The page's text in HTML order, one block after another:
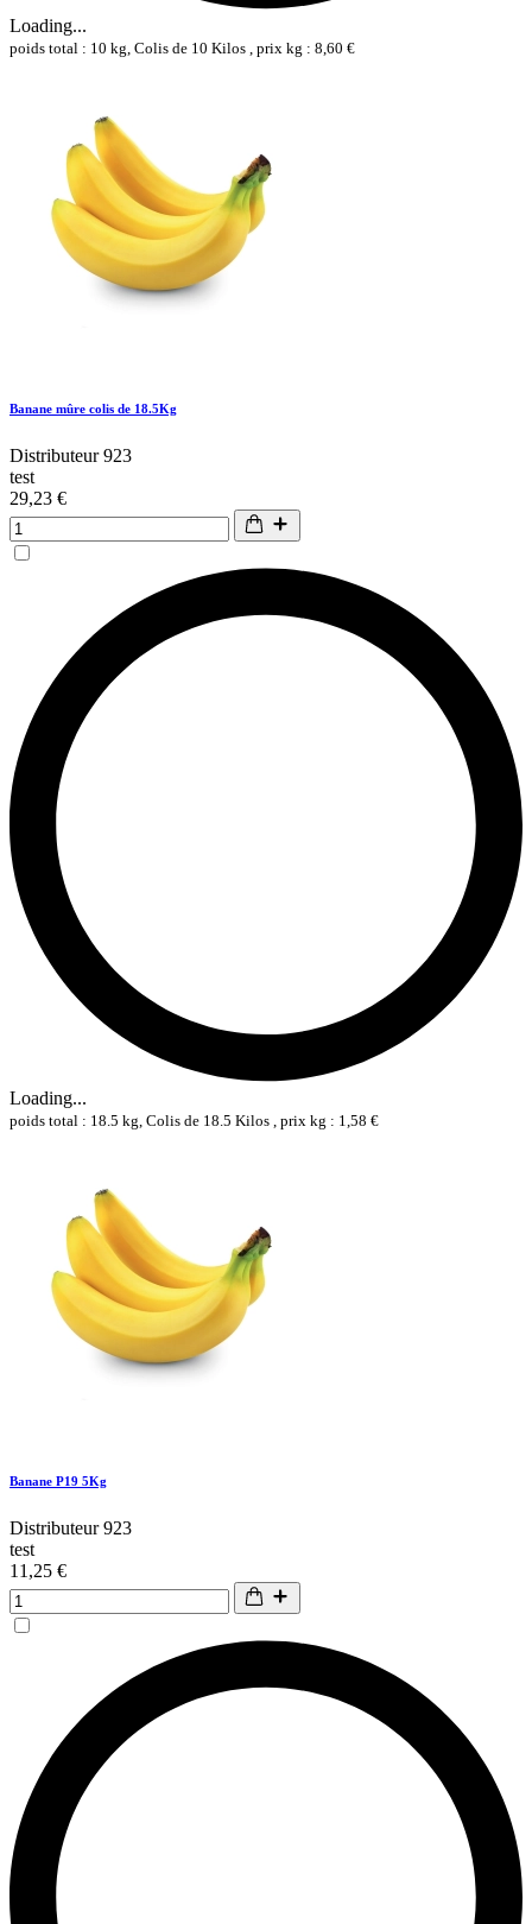
Loading...
poids total : 10 kg, Colis de 10 Kilos , prix kg : 8,60 €
Banane mûre colis de 18.5Kg
Distributeur 923
test
29,23 €
Loading...
poids total : 18.5 kg, Colis de 18.5 Kilos , prix kg : 1,58 €
Banane P19 5Kg
Distributeur 923
test
11,25 €